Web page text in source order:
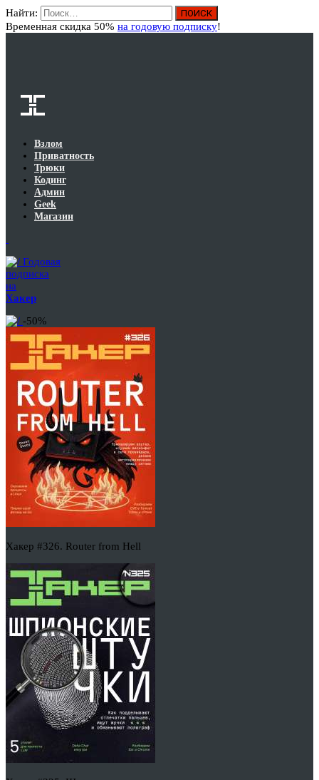
Найти:
Временная скидка 50% на годовую подписку!
Взлом
Приватность
Трюки
Кодинг
Админ
Geek
Магазин
Годовая
подписка
на
Хакер
-50%
Хакер #326. Router from Hell